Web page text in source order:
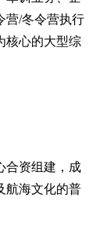
营/冬令营执行
核心的大型综
合资组建，成
航海文化的普